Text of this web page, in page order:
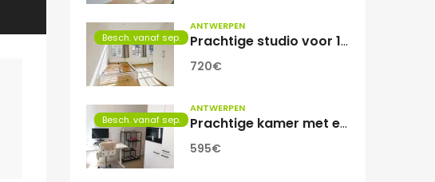
Besch. vanaf sep.
ANTWERPEN
Prachtige studio voor 1 student(e)
720€
Besch. vanaf sep.
ANTWERPEN
Prachtige kamer met eigen sanitair.
595€